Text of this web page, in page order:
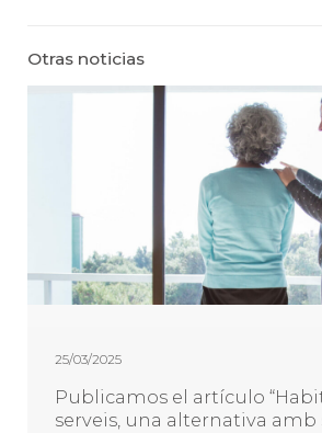
Otras noticias
25/03/2025
Publicamos el artículo
serveis, una alternativa